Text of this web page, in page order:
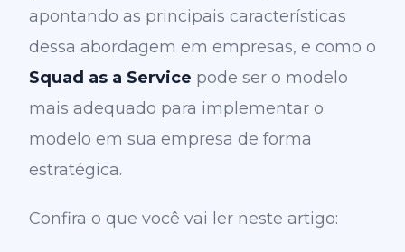
apontando as principais características
dessa abordagem em empresas, e como o
Squad as a Service pode ser o modelo
mais adequado para implementar o
modelo em sua empresa de forma
estratégica.
Confira o que você vai ler neste artigo: